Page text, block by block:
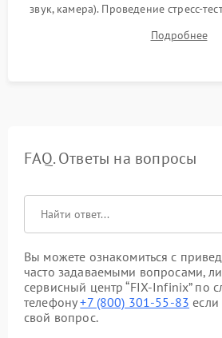
звук, камера). Проведение стресс-
для контроля температурного
системы под пиковой
Подробнее
FAQ. Ответы на вопросы
Вы можете ознакомиться с
часто задаваемыми вопросами,
сервисный центр “FIX-Infinix” по
телефону+7 (800) 301-55-83
свой вопрос.